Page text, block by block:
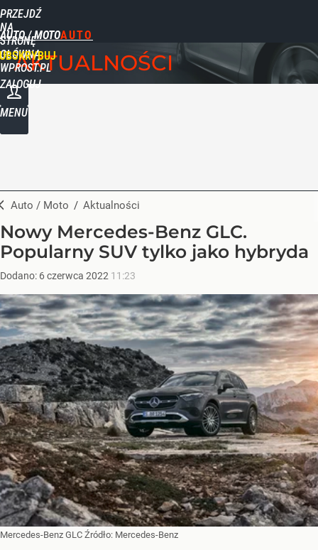
PRZEJDŹ
NA
STRONĘ
GŁÓWNĄ
WPROST.PL
AUTO / MOTO
ZALOGUJ
MENU
AKTUALNOŚCI
Auto / Moto / Aktualności
Nowy Mercedes-Benz GLC.
Popularny SUV tylko jako hybryda
Dodano: 6czerwca 2022 11:23
Mercedes-Benz GLC Źródło: Mercedes-Benz